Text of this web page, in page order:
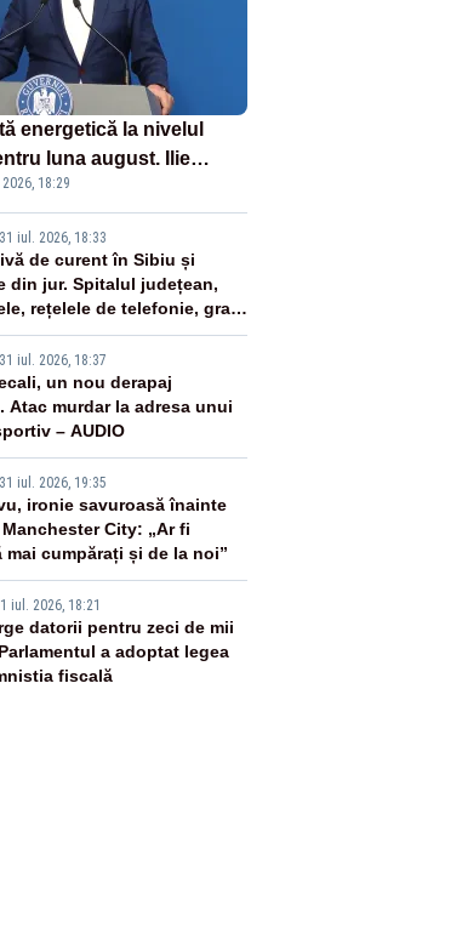
energetică la nivelul
luna august. Ilie
importuri și posibile
18:29
iul. 2026, 18:33
de curent în Sibiu și
din jur. Spitalul județean,
rețelele de telefonie, grav
iul. 2026, 18:37
un nou derapaj
Atac murdar la adresa unui
– AUDIO
iul. 2026, 19:35
ironie savuroasă înainte
City: „Ar fi
mai cumpărați și de la noi”
iul. 2026, 18:21
datorii pentru zeci de mii
a adoptat legea
fiscală